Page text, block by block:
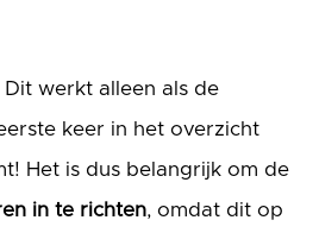
Dit werkt alleen als de
keer in het overzicht
Het is dus belangrijk om de
in te richten, omdat dit op